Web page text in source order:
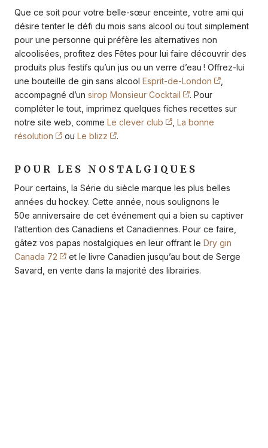
Que ce soit pour votre belle-sœur enceinte, votre ami qui
désire tenter le défi du mois sans alcool ou tout simplement
pour une personne qui préfère les alternatives non
alcoolisées, profitez des Fêtes pour lui faire découvrir des
produits plus festifs qu’un jus ou un verre d’eau ! Offrez-lui
une bouteille de gin sans alcool Esprit-de-London
accompagné d’un sirop Monsieur Cocktail
. Pour
compléter le tout, imprimez quelques fiches recettes sur
notre site web, comme Le clever club
La bonne
résolution
ou Le blizz .
POUR LES NOSTALGIQUES
Pour certains, la Série du siècle marque les plus belles
années du hockey. Cette année, nous soulignons le
50e anniversaire de cet événement qui a bien su captiver
l’attention des Canadiens et Canadiennes. Pour ce faire,
gâtez vos papas nostalgiques en leur offrant le Dry gin
Canada 72
et le livre Canadien jusqu’au bout de Serge
Savard, en vente dans la majorité des librairies.